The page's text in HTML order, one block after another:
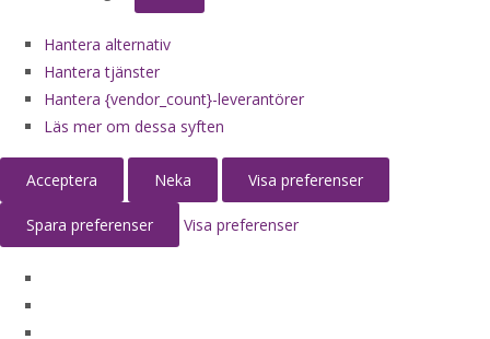
Hantera alternativ
Hantera tjänster
Hantera {vendor_count}-leverantörer
Läs mer om dessa syften
Acceptera Neka Visa preferenser
Spara preferenser Visa preferenser